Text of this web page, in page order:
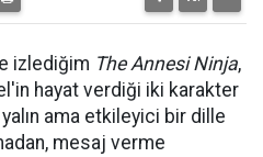
izlediğim The Annesi Ninja,
hayat verdiği iki karakter
ama etkileyici bir dille
mesaj verme